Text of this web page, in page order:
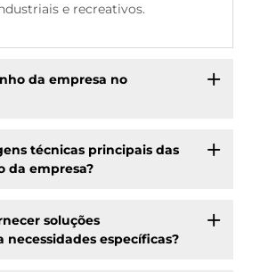
e recreativos.
da empresa no
técnicas principais das
da empresa?
soluções
necessidades específicas?